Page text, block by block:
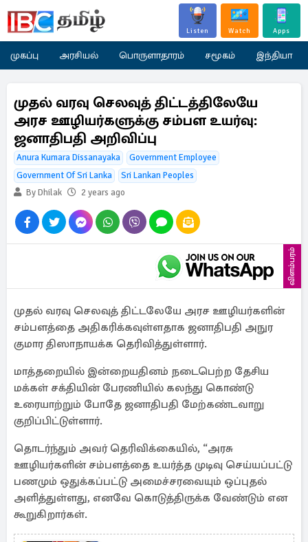
Listen Watch Apps
முகப்பு அரசியல் பொருளாதாரம் சமூகம் இந்தியா
முதல் வரவு செலவுத் திட்டத்திலேயே
அரச ஊழியர்களுக்கு சம்பள உயர்வு:
ஜனாதிபதி அறிவிப்பு
Anura Kumara Dissanayaka
Government Employee
Government Of Sri Lanka
Sri Lankan Peoples
By Dhilak
2 years ago
விளம்பரம்
முதல் வரவு செலவுத் திட்டலேயே அரச ஊழியர்களின்
சம்பளத்தை அதிகரிக்கவுள்ளதாக ஜனாதிபதி அநுர
குமார திஸாநாயக்க தெரிவித்துள்ளார்.
மாத்தறையில் இன்றையதினம் நடைபெற்ற தேசிய
மக்கள் சக்தியின் பேரணியில் கலந்து கொண்டு
உரையாற்றும் போதே ஜனாதிபதி மேற்கண்டவாறு
குறிப்பிட்டுள்ளார்.
தொடர்ந்தும் அவர் தெரிவிக்கையில், “அரசு
ஊழியர்களின் சம்பளத்தை உயர்த்த முடிவு செய்யப்பட்டு
பணமும் ஒதுக்கப்பட்டு அமைச்சரவையும் ஒப்புதல்
அளித்துள்ளது, எனவே கொடுத்திருக்க வேண்டும் என
கூறுகிறார்கள்.